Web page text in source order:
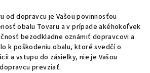
od dopravcu je Vašou povinnosťou
obalu Tovaru a v prípade akéhokoľvek
bezodkladne oznámiť dopravcovi a
k poškodeniu obalu, ktoré svedčí o
a vstupu do zásielky, nie je Vašou
prevziať.